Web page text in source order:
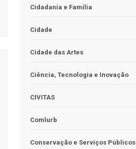
Cidadania e Família
Cidade
Cidade das Artes
Ciência, Tecnologia e Inovação
CIVITAS
Comlurb
Conservação e Serviços Públicos